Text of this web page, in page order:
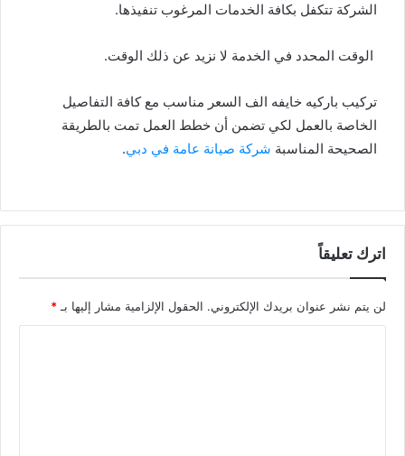
الشركة تتكفل بكافة الخدمات المرغوب تنفيذها.
الوقت المحدد في الخدمة لا نزيد عن ذلك الوقت.
تركيب باركيه خايفه الف السعر مناسب مع كافة التفاصيل
الخاصة بالعمل لكي تضمن أن خطط العمل تمت بالطريقة
الصحيحة المناسبة شركة صيانة عامة في دبي.
اترك تعليقاً
لن يتم نشر عنوان بريدك الإلكتروني. الحقول الإلزامية مشار إليها بـ *